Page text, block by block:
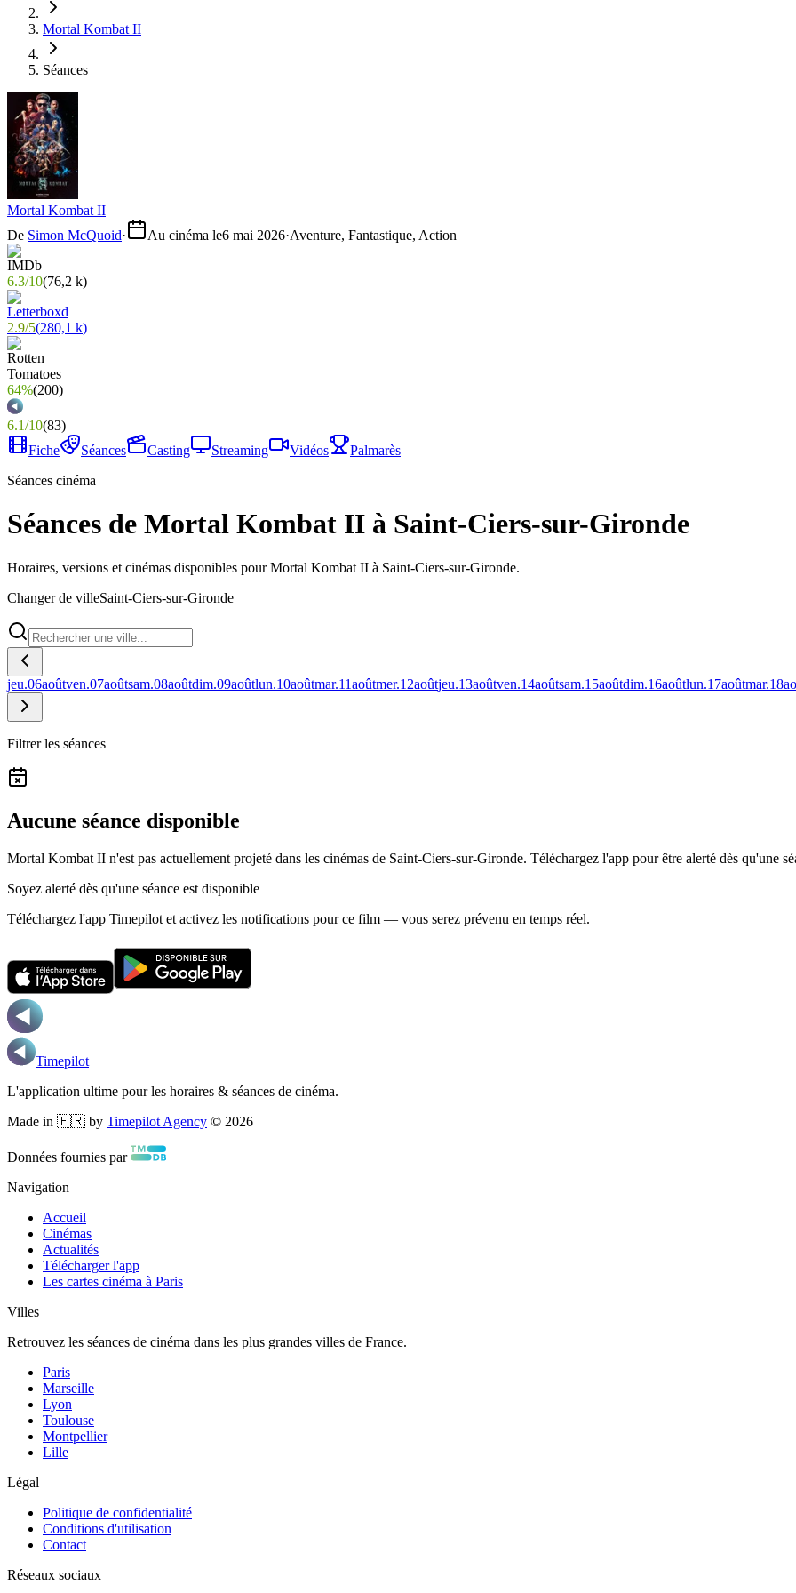
Mortal Kombat II
Séances
Mortal Kombat II
De Simon McQuoid· Au cinéma le6 mai 2026·Aventure, Fantastique, Action
6.3/10(76,2 k)
2.9/5(280,1 k)
64%(200)
6.1/10(83)
Fiche
Séances Casting Streaming Vidéos
Palmarès
Séances cinéma
Séances de Mortal Kombat II à Saint-Ciers-sur-Gironde
Horaires, versions et cinémas disponibles pour Mortal Kombat II à Saint-Ciers-sur-Gironde.
Changer de villeSaint-Ciers-sur-Gironde
jeu.06aoûtven.07aoûtsam.08aoûtdim.09aoûtlun.10aoûtmar.11aoûtmer.12aoûtjeu.13aoûtven.14aoûtsam.15aoûtdim.16aoûtlun.17aoûtmar.18
Filtrer les séances
Aucune séance disponible
Mortal Kombat II n'est pas actuellement projeté dans les cinémas de Saint-Ciers-sur-Gironde. Téléchargez l'app pour être alerté dès qu'une
Soyez alerté dès qu'une séance est disponible
Téléchargez l'app Timepilot et activez les notifications pour ce film — vous serez prévenu en temps réel.
Timepilot
L'application ultime pour les horaires & séances de cinéma.
Made in 🇫🇷 by Timepilot Agency © 2026
Données fournies par
Navigation
Accueil
Cinémas
Actualités
Télécharger l'app
Les cartes cinéma à Paris
Villes
Retrouvez les séances de cinéma dans les plus grandes villes de France.
Paris
Marseille
Lyon
Toulouse
Montpellier
Lille
Légal
Politique de confidentialité
Conditions d'utilisation
Contact
Réseaux sociaux